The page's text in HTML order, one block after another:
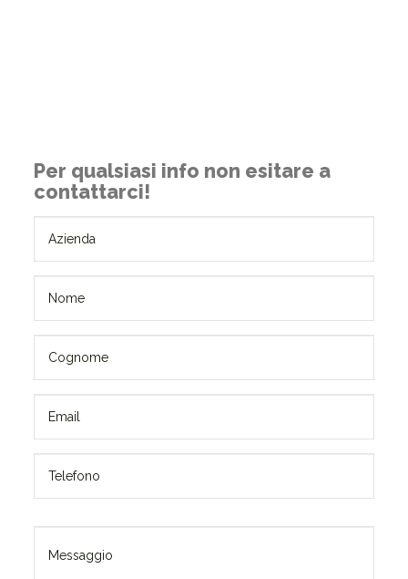
Per qualsiasi info non esitare a
contattarci!